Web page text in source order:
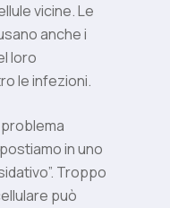
vicine. Le
anche i
loro
le infezioni.
in uno
Troppo
può